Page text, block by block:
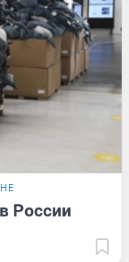
России